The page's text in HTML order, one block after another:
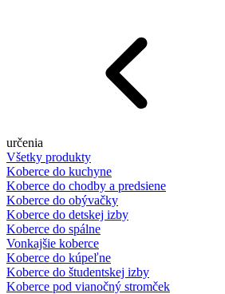
určenia
Všetky produkty
Koberce do kuchyne
Koberce do chodby a predsiene
Koberce do obývačky
Koberce do detskej izby
Koberce do spálne
Vonkajšie koberce
Koberce do kúpeľne
Koberce do študentskej izby
Koberce pod vianočný stromček